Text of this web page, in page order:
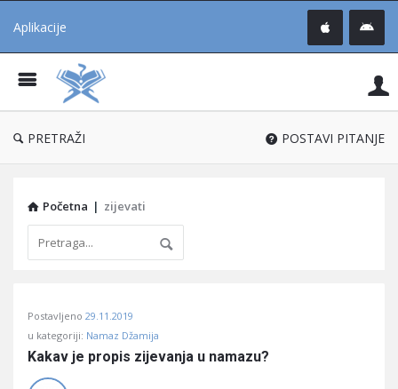
Aplikacije
®
PRETRAŽI POSTAVI PITANJE
Početna | zijevati
Učene
Latest
Postavljeno 29.11.2019
u kategoriji: Namaz Džamija
Kakav je propis zijevanja u namazu?